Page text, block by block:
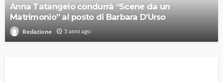
Anna Tatangelo condurrà “Scene da un
Matrimonio” al posto di Barbara D’Urso
Redazione 5 anni ago